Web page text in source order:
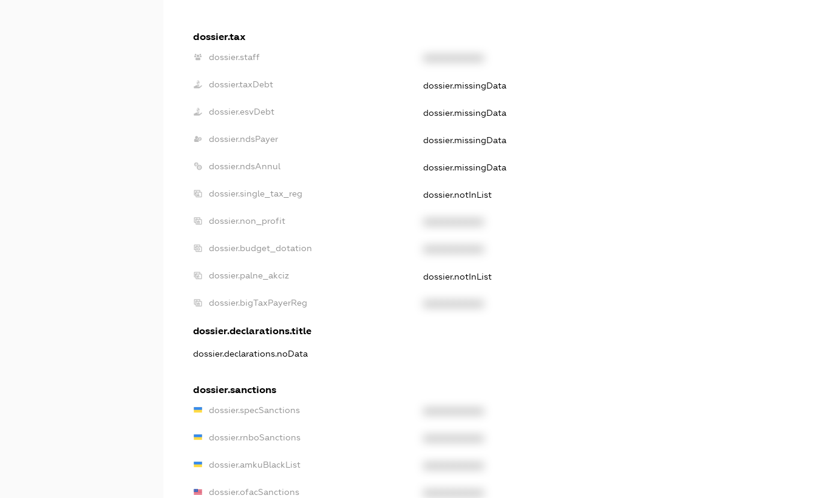
dossier.tax
dossier.staff
dossier.taxDebt dossier.missingData
dossier.esvDebt dossier.missingData
dossier.ndsPayer dossier.missingData
dossier.ndsAnnul dossier.missingData
dossier.single_tax_reg dossier.notInList
dossier.non_profit
dossier.budget_dotation
dossier.palne_akciz dossier.notInList
dossier.bigTaxPayerReg
dossier.declarations.title
dossier.declarations.noData
dossier.sanctions
dossier.specSanctions
dossier.rnboSanctions
dossier.amkuBlackList
dossier.ofacSanctions